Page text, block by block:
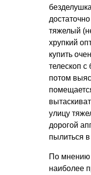
тяжелый
хрупкий
купить
телескоп
потом
улицу
дорогой
пылиться
По мнению
наиболее